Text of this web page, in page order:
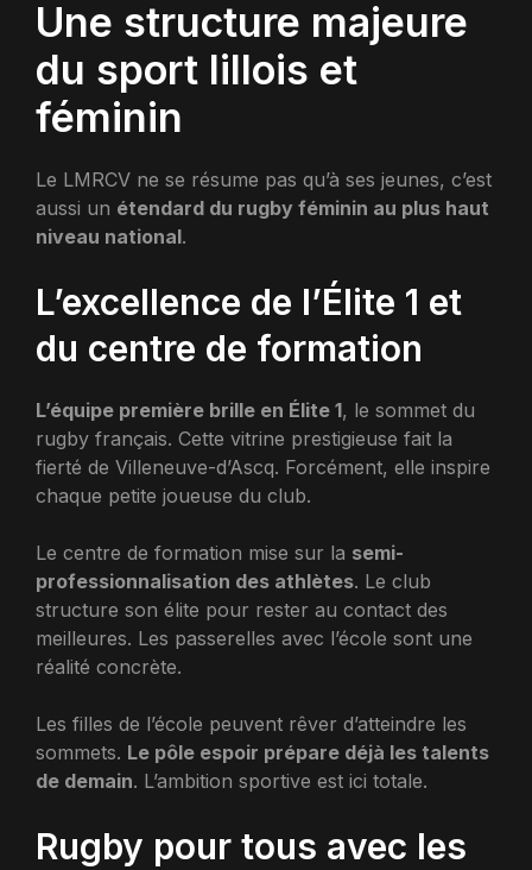
Une structure majeure
du sport lillois et
féminin
Le LMRCV ne se résume pas qu’à ses jeunes, c’est
aussi un étendard du rugby féminin au plus haut
niveau national.
L’excellence de l’Élite 1 et
du centre de formation
L’équipe première brille en Élite 1, le sommet du
rugby français. Cette vitrine prestigieuse fait la
fierté de Villeneuve-d’Ascq. Forcément, elle inspire
chaque petite joueuse du club.
Le centre de formation mise sur la semi-
professionnalisation des athlètes. Le club
structure son élite pour rester au contact des
meilleures. Les passerelles avec l’école sont une
réalité concrète.
Les filles de l’école peuvent rêver d’atteindre les
sommets. Le pôle espoir prépare déjà les talents
de demain. L’ambition sportive est ici totale.
Rugby pour tous avec les